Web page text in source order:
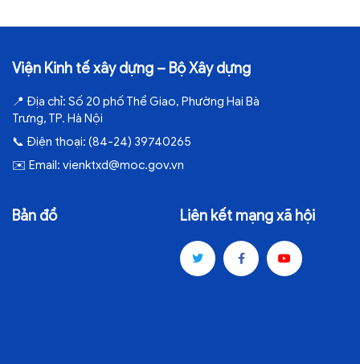
Viện Kinh tế xây dựng – Bộ Xây dựng
📍 Địa chỉ: Số 20 phố Thể Giao, Phường Hai Bà
Trưng, TP. Hà Nội
📞 Điện thoại: (84-24) 39740265
✉️ Email: vienktxd@moc.gov.vn
Bản đồ Liên kết mạng xã hội